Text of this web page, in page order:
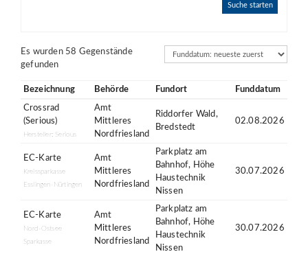
Suche starten
Es wurden 58 Gegenstände
gefunden
Sortierung
Bezeichnung Behörde Fundort Funddatum
Crossrad
(Serious)
Hersteller: Serious
Amt
Mittleres
Nordfriesland
Riddorfer Wald,
Bredstedt
02.08.2026
EC-Karte
Kreissparkasse
Esslingen-Nürtingen
Amt
Mittleres
Nordfriesland
Parkplatz am
Bahnhof, Höhe
Haustechnik
Nissen
30.07.2026
EC-Karte
Nord-Ostsee
Sparkasse
Amt
Mittleres
Nordfriesland
Parkplatz am
Bahnhof, Höhe
Haustechnik
Nissen
30.07.2026